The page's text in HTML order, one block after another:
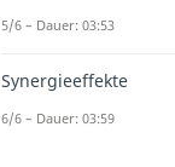
5/6 – Dauer: 03:53
Synergieeffekte
6/6 – Dauer: 03:59